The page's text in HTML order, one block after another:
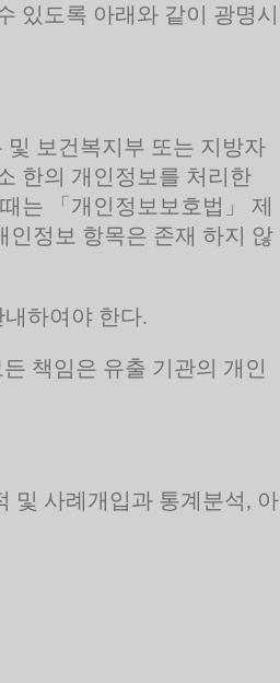
있도록 아래와 같이 광명시
보건복지부 또는 지방자
한의 개인정보를 처리한
는 「개인정보보호법」 제
인정보 항목은 존재 하지 않
하여야 한다.
책임은 유출 기관의 개인
및 사례개입과 통계분석, 아